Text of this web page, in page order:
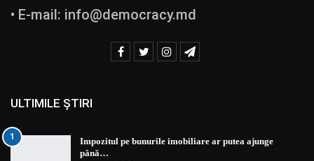
• E-mail: info@democracy.md
ULTIMILE ȘTIRI
1
Impozitul pe bunurile imobiliare ar putea ajunge
până…